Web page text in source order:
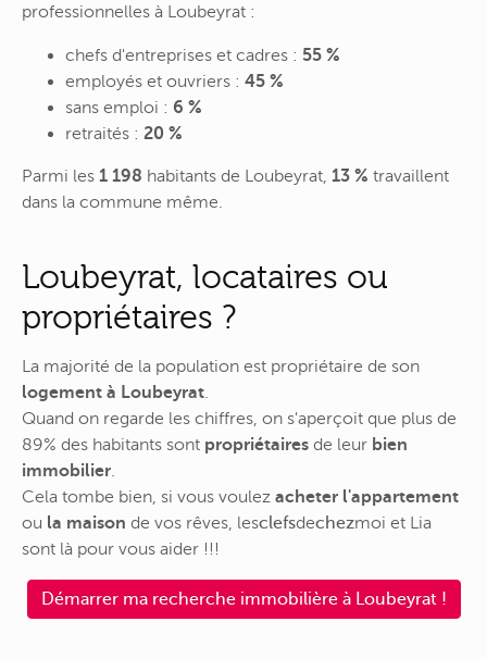
professionnelles à Loubeyrat :
chefs d'entreprises et cadres : 55 %
employés et ouvriers : 45 %
sans emploi : 6 %
retraités : 20 %
Parmi les 1 198 habitants de Loubeyrat, 13 % travaillent
dans la commune même.
Loubeyrat, locataires ou
propriétaires ?
La majorité de la population est propriétaire de son
logement à Loubeyrat.
Quand on regarde les chiffres, on s'aperçoit que plus de
89% des habitants sont propriétaires de leur bien
immobilier.
Cela tombe bien, si vous voulez acheter l'appartement
ou la maison de vos rêves, lesclefsdechezmoi et Lia
sont là pour vous aider !!!
Démarrer ma recherche immobilière à Loubeyrat !